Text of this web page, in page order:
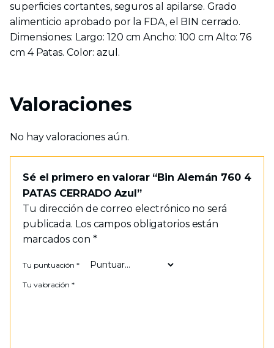
superficies cortantes, seguros al apilarse. Grado
alimenticio aprobado por la FDA, el BIN cerrado.
Dimensiones: Largo: 120 cm Ancho: 100 cm Alto: 76
cm 4 Patas. Color: azul.
Valoraciones
No hay valoraciones aún.
Sé el primero en valorar “Bin Alemán 760 4
PATAS CERRADO Azul”
Tu dirección de correo electrónico no será
publicada. Los campos obligatorios están
marcados con *
Tu puntuación *
Tu valoración *